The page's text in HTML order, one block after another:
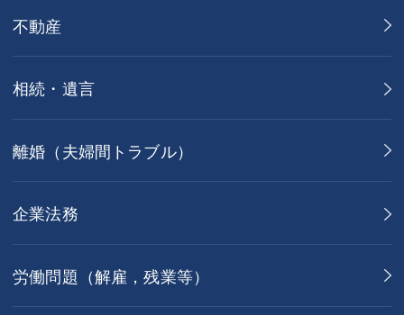
不動産
相続・遺言
離婚（夫婦間トラブル）
企業法務
労働問題（解雇，残業等）